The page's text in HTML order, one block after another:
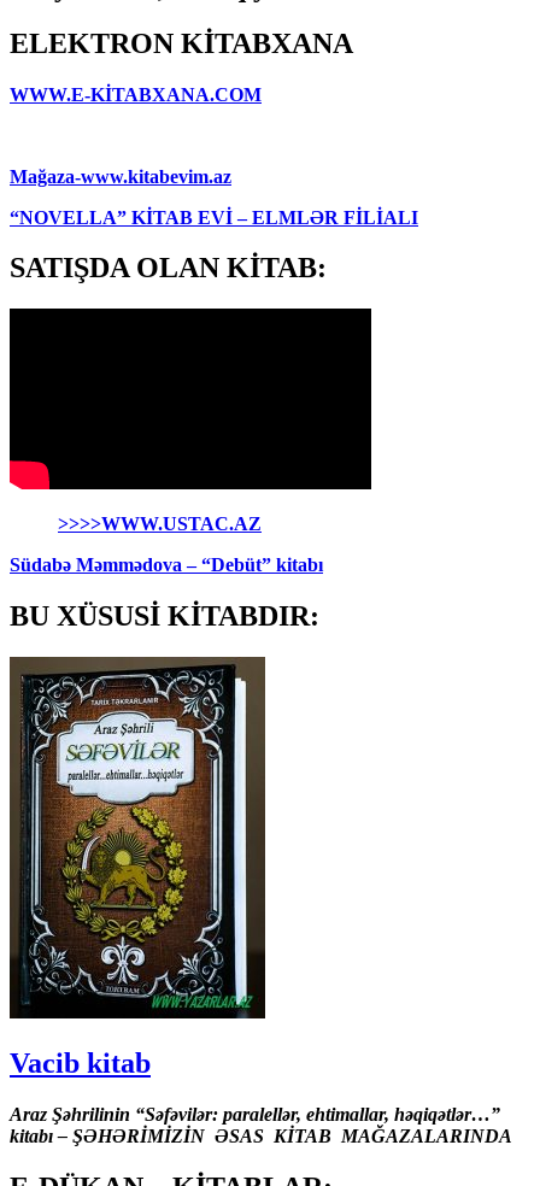
ELEKTRON KİTABXANA
WWW.E-KİTABXANA.COM
Mağaza-www.kitabevim.az
“NOVELLA” KİTAB EVİ – ELMLƏR FİLİALI
SATIŞDA OLAN KİTAB:
>>>>WWW.USTAC.AZ
Südabə Məmmədova – “Debüt” kitabı
BU XÜSUSİ KİTABDIR:
Vacib kitab
Araz Şəhrilinin “Səfəvilər: paralellər, ehtimallar, həqiqətlər…”
kitabı – ŞƏHƏRİMİZİN ƏSAS KİTAB MAĞAZALARINDA